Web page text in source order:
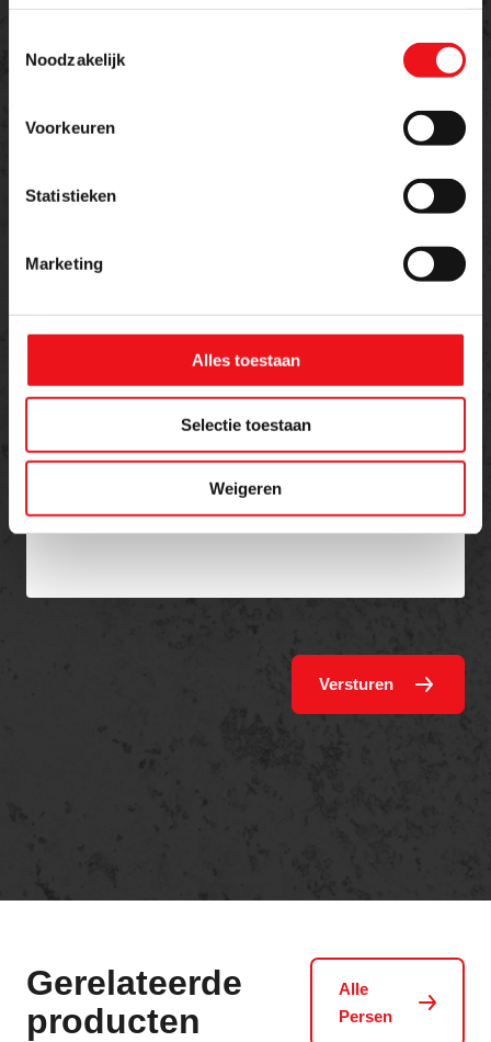
Noodzakelijk
Voorkeuren
Statistieken
Marketing
Alles toestaan
Selectie toestaan
Weigeren
Offerte aanvragen
aanvragen?
Naam
Bericht
Versturen
Gerelateerde
producten
Alle
Persen